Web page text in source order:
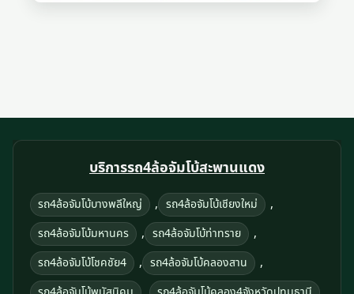
บริการรถ4ล้อจัมโบ้สะพานแดง
รถ4ล้อจัมโบ้บางพลีใหญ่ , รถ4ล้อจัมโบ้เชียงใหม่ ,
รถ4ล้อจัมโบ้มหานคร , รถ4ล้อจัมโบ้ท่าทราย ,
รถ4ล้อจัมโบ้โชคชัย4 , รถ4ล้อจัมโบ้คลองสาน ,